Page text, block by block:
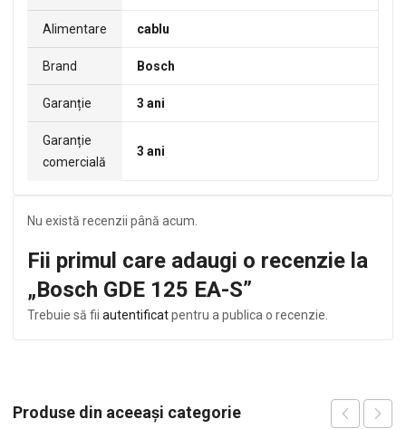
Alimentare cablu
Brand Bosch
Garanție 3 ani
Garanție
comercială
3 ani
Nu există recenzii până acum.
Fii primul care adaugi o recenzie la
„Bosch GDE 125 EA-S”
Trebuie să fii autentificatpentru a publica o recenzie.
Produse din aceeași categorie